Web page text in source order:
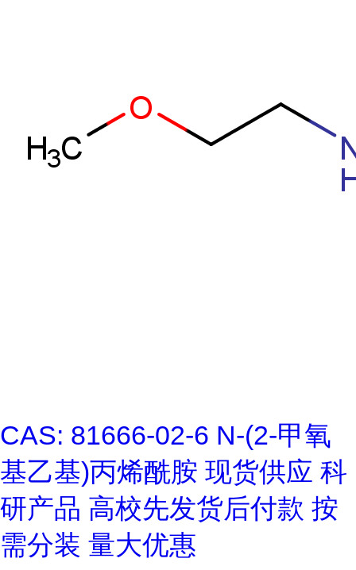
CAS: 81666-02-6 N-(2-甲氧
基乙基)丙烯酰胺 现货供应 科
研产品 高校先发货后付款 按
需分装 量大优惠